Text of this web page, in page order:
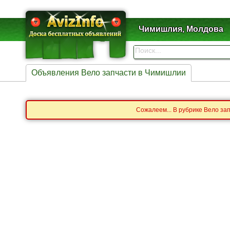
Чимишлия, Молдова
Объявления Вело запчасти в Чимишлии
Сожалеем... В рубрике Вело